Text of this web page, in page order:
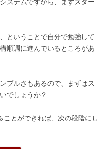
ステムですから、まずスター
ということで自分で勉強して
順調に進んでいるところがあ
プルさもあるので、まずはス
でしょうか？
とができれば、次の段階にし